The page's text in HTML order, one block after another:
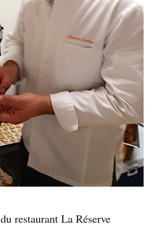
du restaurant La Réserve